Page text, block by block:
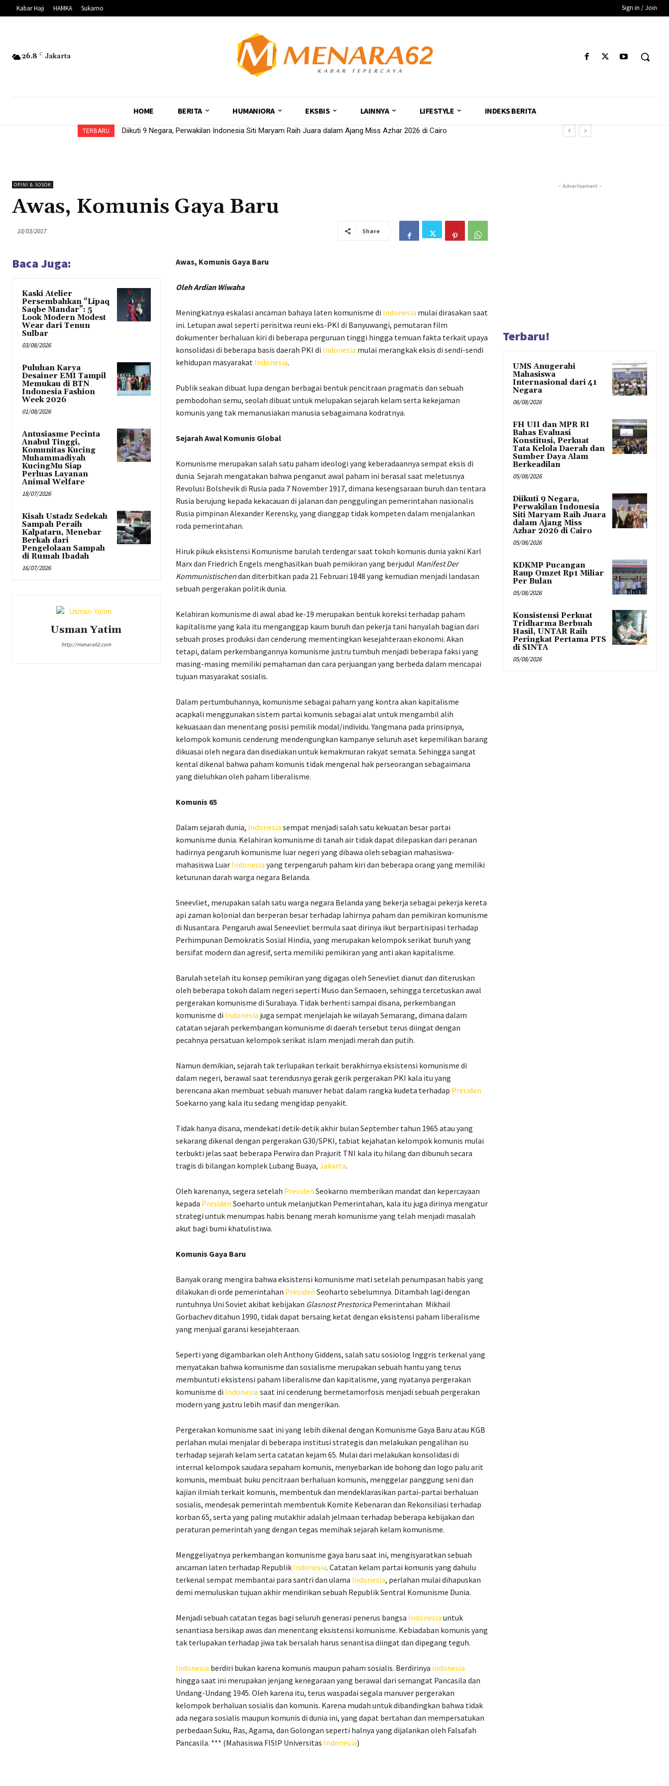
Kabar Haji HAMKA Sukarno Sign in / Join
26.8 C Jakarta
HOME BERITA HUMANIORA EKSBIS LAINNYA LIFESTYLE INDEKS BERITA
TERBARU Diikuti 9 Negara, Perwakilan Indonesia Siti Maryam Raih Juara dalam Ajang Miss Azhar 2026 di Cairo
OPINI & SOSOK
Awas, Komunis Gaya Baru
10/03/2017 Share
Baca Juga:
Kaski Atelier
Persembahkan “Lipaq
Saqbe Mandar”: 5
Look Modern Modest
Wear dari Tenun
Sulbar
03/08/2026
Puluhan Karya
Desainer EMI Tampil
Memukau di BTN
Indonesia Fashion
Week 2026
01/08/2026
Antusiasme Pecinta
Anabul Tinggi,
Komunitas Kucing
Muhammadiyah
KucingMu Siap
Perluas Layanan
Animal Welfare
18/07/2026
Kisah Ustadz Sedekah
Sampah Peraih
Kalpataru, Menebar
Berkah dari
Pengelolaan Sampah
di Rumah Ibadah
16/07/2026
Usman Yatim
http://menara62.com
Awas, Komunis Gaya Baru
Oleh Ardian Wiwaha
Meningkatnya eskalasi ancaman bahaya laten komunisme di Indonesia mulai dirasakan saat
ini. Letupan awal seperti perisitwa reuni eks-PKI di Banyuwangi, pemutaran film
dokumenter berhaluan kiri di beberapa perguruan tinggi hingga temuan fakta terkait upaya
konsolidasi di beberapa basis daerah PKI di Indonesia mulai merangkak eksis di sendi-sendi
kehidupan masyarakat Indonesia.
Publik seakan dibuat lupa dengan berbagai bentuk pencitraan pragmatis dan sebuah
pembodohan semu, seolah dibuat untuk melupakan sejarah kelam serta kekejaman
komunis yang tak memanusiakan manusia sebagaimana kodratnya.
Sejarah Awal Komunis Global
Komunisme merupakan salah satu paham ideologi yang keberadaannya sempat eksis di
dunia. Sejarah mengatakan bahwa penganut awal paham ini berasal saat meletusnya
Revolusi Bolshevik di Rusia pada 7 November 1917, dimana kesengsaraan buruh dan tentara
Rusia berujung kepada kekacauan di jalanan dan penggulingan pemerintahan nasionalis
Rusia pimpinan Alexander Kerensky, yang dianggap tidak kompeten dalam menjalankan
roda pemerintahan.
Hiruk pikuk eksistensi Komunisme barulah terdengar saat tokoh komunis dunia yakni Karl
Marx dan Friedrich Engels menghasilkan buah pemikiran yang berjudul Manifest Der
Kommunistischendan diterbitkan pada 21 Februari 1848 yang kemudian menjadi landasan
sebuah pergerakan politik dunia.
Kelahiran komunisme di awal abad ke-19 merupakan bentuk koreksi terhadap paham
kapitalisme yang kala itu menganggap kaum buruh dan pekerja tani hanyalah bagian dari
sebuah proses produksi dan cenderung mementingkan kesejahteraan ekonomi. Akan
tetapi, dalam perkembangannya komunisme justru tumbuh menjadi beberapa faksi yang
masing-masing memiliki pemahaman dan cara perjuangan yang berbeda dalam mencapai
tujuan masyarakat sosialis.
Dalam pertumbuhannya, komunisme sebagai paham yang kontra akan kapitalisme
acapkali menggunakan sistem partai komunis sebagai alat untuk mengambil alih
kekuasaan dan menentang posisi pemilik modal/individu. Yangmana pada prinsipnya,
kelompok komunis cenderung mendengungkan kampanye seluruh aset kepemilikan barang
dikuasai oleh negara dan disediakan untuk kemakmuran rakyat semata. Sehingga sangat
kental dikenal bahwa paham komunis tidak mengenal hak perseorangan sebagaimana
yang dieluhkan oleh paham liberalisme.
Komunis 65
Dalam sejarah dunia, Indonesia sempat menjadi salah satu kekuatan besar partai
komunisme dunia. Kelahiran komunisme di tanah air tidak dapat dilepaskan dari peranan
hadirnya pengaruh komunisme luar negeri yang dibawa oleh sebagian mahasiswa-
mahasiswa Luar Indonesia yang terpengaruh paham kiri dan beberapa orang yang memiliki
keturunan darah warga negara Belanda.
Sneevliet, merupakan salah satu warga negara Belanda yang bekerja sebagai pekerja kereta
api zaman kolonial dan berperan besar terhadap lahirnya paham dan pemikiran komunisme
di Nusantara. Pengaruh awal Seneevliet bermula saat dirinya ikut berpartisipasi terhadap
Perhimpunan Demokratis Sosial Hindia, yang merupakan kelompok serikat buruh yang
bersifat modern dan agresif, serta memiliki pemikiran yang anti akan kapitalisme.
Barulah setelah itu konsep pemikiran yang digagas oleh Senevliet dianut dan diteruskan
oleh beberapa tokoh dalam negeri seperti Muso dan Semaoen, sehingga tercetuskan awal
pergerakan komunisme di Surabaya. Tidak berhenti sampai disana, perkembangan
komunisme di Indonesia juga sempat menjelajah ke wilayah Semarang, dimana dalam
catatan sejarah perkembangan komunisme di daerah tersebut terus diingat dengan
pecahnya persatuan kelompok serikat islam menjadi merah dan putih.
Namun demikian, sejarah tak terlupakan terkait berakhirnya eksistensi komunisme di
dalam negeri, berawal saat terendusnya gerak gerik pergerakan PKI kala itu yang
berencana akan membuat sebuah manuver hebat dalam rangka kudeta terhadap Presiden
Soekarno yang kala itu sedang mengidap penyakit.
Tidak hanya disana, mendekati detik-detik akhir bulan September tahun 1965 atau yang
sekarang dikenal dengan pergerakan G30/SPKI, tabiat kejahatan kelompok komunis mulai
terbukti jelas saat beberapa Perwira dan Prajurit TNI kala itu hilang dan dibunuh secara
tragis di bilangan komplek Lubang Buaya, Jakarta.
Oleh karenanya, segera setelah Presiden Seokarno memberikan mandat dan kepercayaan
kepada Presiden Soeharto untuk melanjutkan Pemerintahan, kala itu juga dirinya mengatur
strategi untuk menumpas habis benang merah komunisme yang telah menjadi masalah
akut bagi bumi khatulistiwa.
Komunis Gaya Baru
Banyak orang mengira bahwa eksistensi komunisme mati setelah penumpasan habis yang
dilakukan di orde pemerintahan Presiden Seoharto sebelumnya. Ditambah lagi dengan
runtuhnya Uni Soviet akibat kebijakan Glasnost PrestoricaPemerintahan Mikhail
Gorbachev ditahun 1990, tidak dapat bersaing ketat dengan eksistensi paham liberalisme
yang menjual garansi kesejahteraan.
Seperti yang digambarkan oleh Anthony Giddens, salah satu sosiolog Inggris terkenal yang
menyatakan bahwa komunisme dan sosialisme merupakan sebuah hantu yang terus
membuntuti eksistensi paham liberalisme dan kapitalisme, yang nyatanya pergerakan
komunisme di Indonesia saat ini cenderung bermetamorfosis menjadi sebuah pergerakan
modern yang justru lebih masif dan mengerikan.
Pergerakan komunisme saat ini yang lebih dikenal dengan Komunisme Gaya Baru atau KGB
perlahan mulai menjalar di beberapa institusi strategis dan melakukan pengalihan isu
terhadap sejarah kelam serta catatan kejam 65. Mulai dari melakukan konsolidasi di
internal kelompok saudara sepaham komunis, menyebarkan ide bohong dan logo palu arit
komunis, membuat buku pencitraan berhaluan komunis, menggelar panggung seni dan
kajian ilmiah terkait komunis, membentuk dan mendeklarasikan partai-partai berhaluan
sosialis, mendesak pemerintah membentuk Komite Kebenaran dan Rekonsiliasi terhadap
korban 65, serta yang paling mutakhir adalah jelmaan terhadap beberapa kebijakan dan
peraturan pemerintah yang dengan tegas memihak sejarah kelam komunisme.
Menggeliyatnya perkembangan komunisme gaya baru saat ini, mengisyaratkan sebuah
ancaman laten terhadap Republik Indonesia. Catatan kelam partai komunis yang dahulu
terkenal sempat membantai para santri dan ulama Indonesia, perlahan mulai dihapuskan
demi memuluskan tujuan akhir mendirikan sebuah Republik Sentral Komunisme Dunia.
Menjadi sebuah catatan tegas bagi seluruh generasi penerus bangsa Indonesia untuk
senantiasa bersikap awas dan menentang eksistensi komunisme. Kebiadaban komunis yang
tak terlupakan terhadap jiwa tak bersalah harus senantisa diingat dan dipegang teguh.
Indonesia berdiri bukan karena komunis maupun paham sosialis. Berdirinya indonesia
hingga saat ini merupakan jenjang kenegaraan yang berawal dari semangat Pancasila dan
Undang-Undang 1945. Oleh karena itu, terus waspadai segala manuver pergerakan
kelompok berhaluan sosialis dan komunis. Karena mudah untuk dibandingkan bahwa tidak
ada negara sosialis maupun komunis di dunia ini, yang dapat bertahan dan mempersatukan
perbedaan Suku, Ras, Agama, dan Golongan seperti halnya yang dijalankan oleh Falsafah
Pancasila. *** (Mahasiswa FISIP Universitas Indonesia)
- Advertisement -
Terbaru!
UMS Anugerahi
Mahasiswa
Internasional dari 41
Negara
06/08/2026
FH UII dan MPR RI
Bahas Evaluasi
Konstitusi, Perkuat
Tata Kelola Daerah dan
Sumber Daya Alam
Berkeadilan
05/08/2026
Diikuti 9 Negara,
Perwakilan Indonesia
Siti Maryam Raih Juara
dalam Ajang Miss
Azhar 2026 di Cairo
05/08/2026
KDKMP Pucangan
Raup Omzet Rp1 Miliar
Per Bulan
05/08/2026
Konsistensi Perkuat
Tridharma Berbuah
Hasil, UNTAR Raih
Peringkat Pertama PTS
di SINTA
05/08/2026